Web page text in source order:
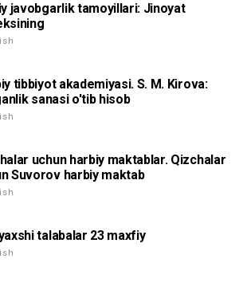
javobgarlik tamoyillari: Jinoyat
tibbiyot akademiyasi. S. M. Kirova:
sanasi o'tib hisob
uchun harbiy maktablar. Qizchalar
Suvorov harbiy maktab
talabalar 23 maxfiy